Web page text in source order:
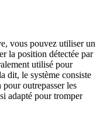
vous pouvez utiliser un
la position détectée par
utilisé pour
dit, le système consiste
outrepasser les
adapté pour tromper